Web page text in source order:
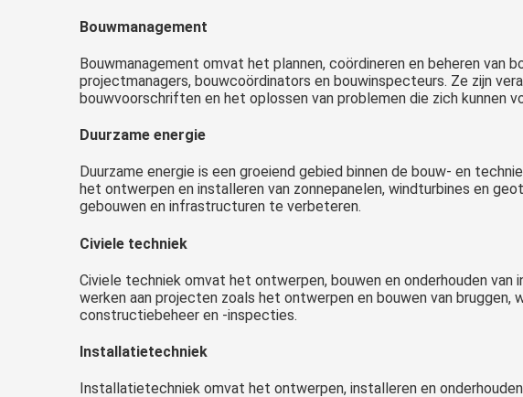
Bouwmanagement
Bouwmanagement omvat het plannen, coördineren en beheren van
projectmanagers, bouwcoördinators en bouwinspecteurs. Ze zijn
bouwvoorschriften en het oplossen van problemen die zich kunnen
Duurzame energie
Duurzame energie is een groeiend gebied binnen de bouw- en
het ontwerpen en installeren van zonnepanelen, windturbines en
gebouwen en infrastructuren te verbeteren.
Civiele techniek
Civiele techniek omvat het ontwerpen, bouwen en onderhouden
werken aan projecten zoals het ontwerpen en bouwen van
constructiebeheer en -inspecties.
Installatietechniek
Installatietechniek omvat het ontwerpen, installeren en